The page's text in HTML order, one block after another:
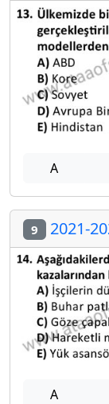
A
9 2021-
A